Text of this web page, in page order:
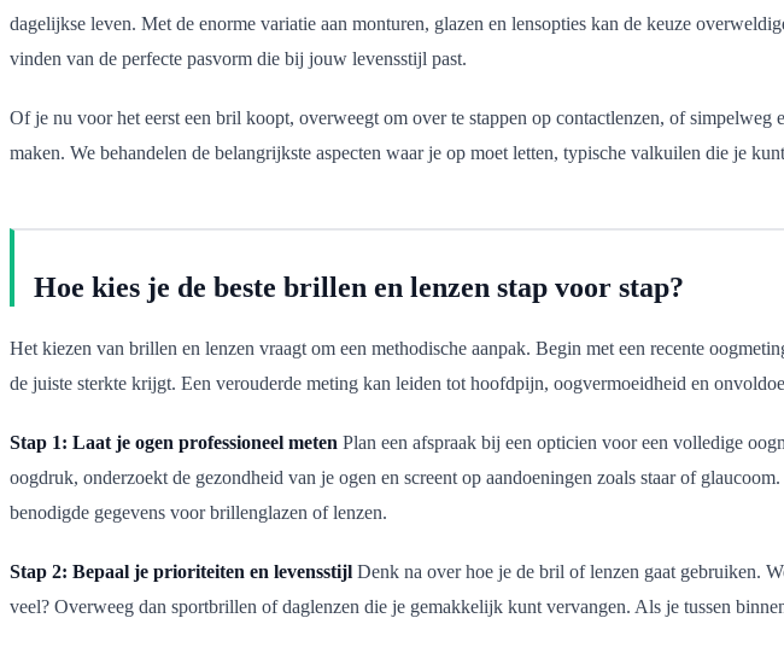
dagelijkse leven. Met de enorme variatie aan monturen, glazen en lensopties kan de keuze
vinden van de perfecte pasvorm die bij jouw levensstijl past.
Of je nu voor het eerst een bril koopt, overweegt om over te stappen op contactlenzen, of
maken. We behandelen de belangrijkste aspecten waar je op moet letten, typische valkuilen die je
Hoe kies je de beste brillen en lenzen stap voor stap?
Het kiezen van brillen en lenzen vraagt om een methodische aanpak. Begin met een recente
de juiste sterkte krijgt. Een verouderde meting kan leiden tot hoofdpijn, oogvermoeidheid en
Stap 1: Laat je ogen professioneel meten Plan een afspraak bij een opticien voor een volledige
oogdruk, onderzoekt de gezondheid van je ogen en screent op aandoeningen zoals staar of
benodigde gegevens voor brillenglazen of lenzen.
Stap 2: Bepaal je prioriteiten en levensstijl Denk na over hoe je de bril of lenzen gaat gebruiken.
veel? Overweeg dan sportbrillen of daglenzen die je gemakkelijk kunt vervangen. Als je tussen